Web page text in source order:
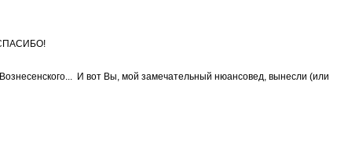
И вот Вы, мой замечательный нюансовед, вынесли (или